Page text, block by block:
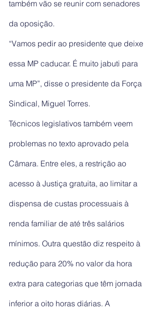
também vão se reunir com senadores
da oposição.
“Vamos pedir ao presidente que deixe
essa MP caducar. É muito jabuti para
uma MP”, disse o presidente da Força
Sindical, Miguel Torres.
Técnicos legislativos também veem
problemas no texto aprovado pela
Câmara. Entre eles, a restrição ao
acesso à Justiça gratuita, ao limitar a
dispensa de custas processuais à
renda familiar de até três salários
mínimos. Outra questão diz respeito à
redução para 20% no valor da hora
extra para categorias que têm jornada
inferior a oito horas diárias. A